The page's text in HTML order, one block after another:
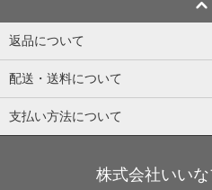
返品について
配送・送料について
支払い方法について
株式会社いい